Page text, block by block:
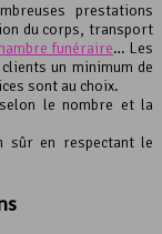
prestations
du corps, transport
funéraire… Les
un minimum de
sont au choix.
le nombre et la
sûr en respectant le